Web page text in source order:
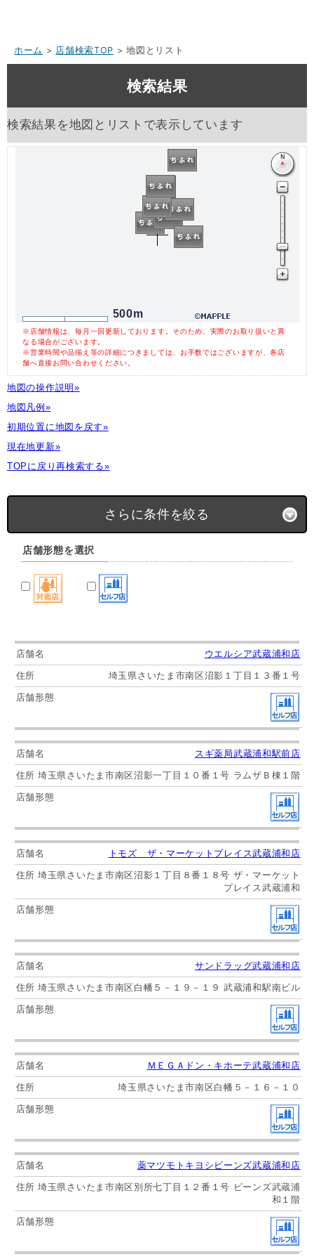
ホーム > 店舗検索TOP > 地図とリスト
検索結果
検索結果を地図とリストで表示しています
500m
※店舗情報は、毎月一回更新しております。そのため、実際のお取り扱いと異
なる場合がございます。
※営業時間や品揃え等の詳細につきましては、お手数ではございますが、各店
舗へ直接お問い合わせください。
地図の操作説明»
地図凡例»
初期位置に地図を戻す»
現在地更新»
TOPに戻り再検索する»
さらに条件を絞る
店舗形態を選択
ウエルシア武蔵浦和店
埼玉県さいたま市南区沼影１丁目１３番１号
スギ薬局武蔵浦和駅前店
埼玉県さいたま市南区沼影一丁目１０番１号 ラムザＢ棟１階
トモズ ザ・マーケットプレイス武蔵浦和店
埼玉県さいたま市南区沼影１丁目８番１８号 ザ・マーケット
プレイス武蔵浦和
サンドラッグ武蔵浦和店
埼玉県さいたま市南区白幡５－１９－１９ 武蔵浦和駅南ビル
ＭＥＧＡドン・キホーテ武蔵浦和店
埼玉県さいたま市南区白幡５－１６－１０
薬マツモトキヨシビーンズ武蔵浦和店
埼玉県さいたま市南区別所七丁目１２番１号 ビーンズ武蔵浦
和１階